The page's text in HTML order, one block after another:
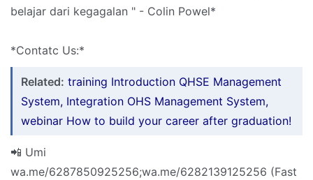
belajar dari kegagalan " - Colin Powel*
*Contatc Us:*
Related: training Introduction QHSE Management
System, Integration OHS Management System,
webinar How to build your career after graduation!
📲 Umi
wa.me/6287850925256;wa.me/6282139125256 (Fast